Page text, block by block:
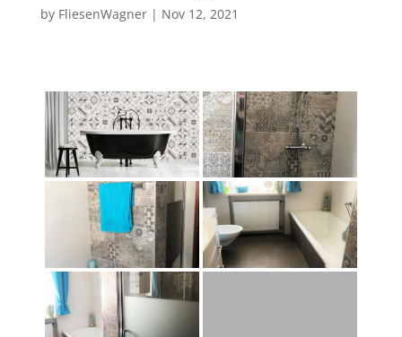
by FliesenWagner| Nov 12, 2021